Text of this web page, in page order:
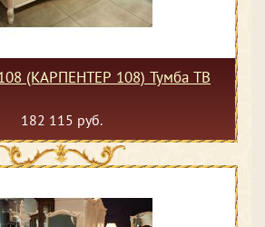
108 (КАРПЕНТЕР 108) Тумба ТВ
182 115 руб.